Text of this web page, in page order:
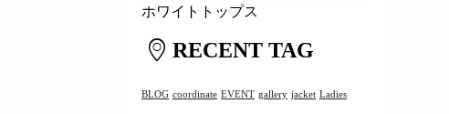
ホワイトトップス
RECENT TAG
BLOG coordinate EVENT gallery jacket Ladies